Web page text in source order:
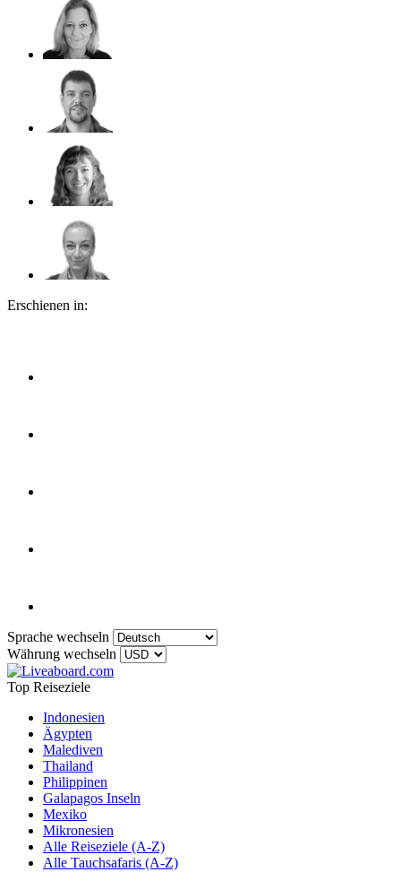
Erschienen in:
Sprache wechseln
Währung wechseln
Top Reiseziele
Indonesien
Ägypten
Malediven
Thailand
Philippinen
Galapagos Inseln
Mexiko
Mikronesien
Alle Reiseziele (A-Z)
Alle Tauchsafaris (A-Z)